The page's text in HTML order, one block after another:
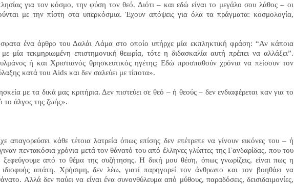
για τον κόσμο, την φύση τον θεό. Διότι – και εδώ είναι το μεγάλο σου λάθος – οι
με την πίστη στα υπερκόσμια. Έχουν απόψεις για όλα τα πράγματα: κοσμολογία,
ένα άρθρο του Δαλάι Λάμα στο οποίο υπήρχε μία εκπληκτική φράση: “Αν κάποια
μία τεκμηριωμένη επιστημονική θεωρία, τότε η διδασκαλία αυτή πρέπει να αλλάξει”.
ή και Χριστιανός θρησκευτικός ηγέτης; Εδώ προσπαθούν χρόνια να πείσουν τον
κατά του Aids και δεν σαλεύει με τίποτα».
με τα δικά μας κριτήρια. Δεν πιστεύει σε θεό – ή θεούς – δεν ενδιαφέρεται καν για το
το άλγος της ζωής».
απαγορεύσει κάθε τέτοια λατρεία όπως επίσης δεν επέτρεπε να γίνουν εικόνες του – ή
πεντακόσια χρόνια μετά τον θάνατό του από έλληνες γλύπτες της Γανδαρίδας, που του
από το θέμα της συζήτησης. Η δική μου θέση, όπως γνωρίζεις, είναι πως η
απάτη. Χρήσιμη, δεν λέω, γιατί παρηγορεί τον άνθρωπο και τον βοηθάει να
Αλλά δεν παύει να είναι ένα συνονθύλευμα από μύθους, παραδόσεις, δεισιδαιμονίες,